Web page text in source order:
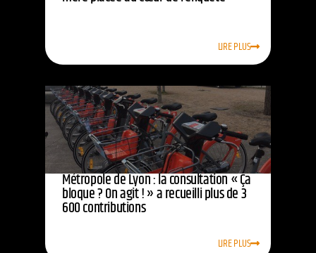
LIRE PLUS
Métropole de Lyon : la consultation « Ça
bloque ? On agit ! » a recueilli plus de 3
600 contributions
LIRE PLUS